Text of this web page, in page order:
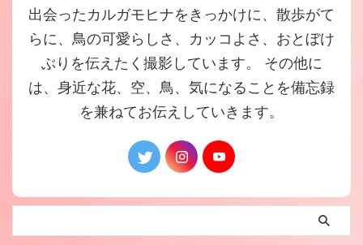
出会ったカルガモヒナをきっかけに、散歩がて
らに、鳥の可愛らしさ、カッコよさ、おとぼけ
ぶりを伝えたく撮影しています。 その他に
は、身近な花、空、鳥、気になることを備忘録
を兼ねてお伝えしていきます。